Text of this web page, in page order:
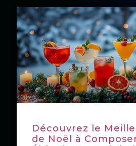
Découvrez le
de Noël à